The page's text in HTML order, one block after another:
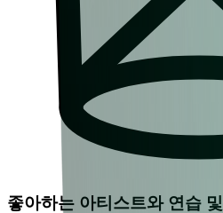
좋아하는 아티스트와 연습 및